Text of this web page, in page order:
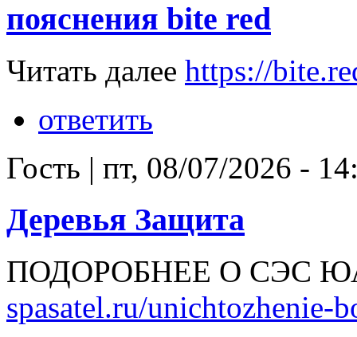
пояснения bite red
Читать далее https://
ответить
Гость | пт, 08/07/2026 -
Деревья Защита
ПОДОРОБНЕЕ О СЭС
spasatel.ru/unichtozhenie-